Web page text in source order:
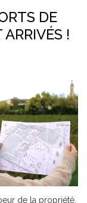
DE
!
de la propriété.